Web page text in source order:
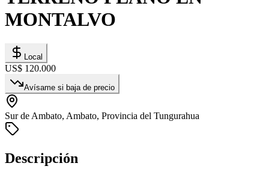
MONTALVO
Local
US$ 120.000
Avísame si baja de precio
Sur de Ambato, Ambato, Provincia del Tungurahua
Descripción